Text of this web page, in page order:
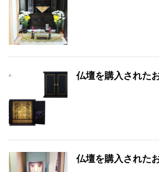
仏壇を購入された
仏壇を購入された